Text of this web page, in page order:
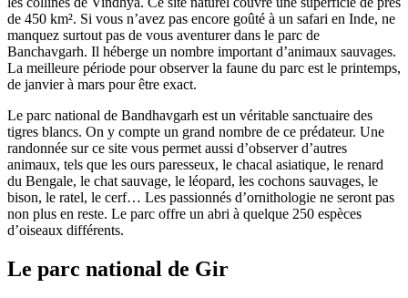
de 450 km². Si vous n’avez pas encore goûté à un safari en Inde, ne
manquez surtout pas de vous aventurer dans le parc de
Banchavgarh. Il héberge un nombre important d’animaux sauvages.
La meilleure période pour observer la faune du parc est le printemps,
de janvier à mars pour être exact.
Le parc national de Bandhavgarh est un véritable sanctuaire des
tigres blancs. On y compte un grand nombre de ce prédateur. Une
randonnée sur ce site vous permet aussi d’observer d’autres
animaux, tels que les ours paresseux, le chacal asiatique, le renard
du Bengale, le chat sauvage, le léopard, les cochons sauvages, le
bison, le ratel, le cerf… Les passionnés d’ornithologie ne seront pas
non plus en reste. Le parc offre un abri à quelque 250 espèces
d’oiseaux différents.
Le parc national de Gir